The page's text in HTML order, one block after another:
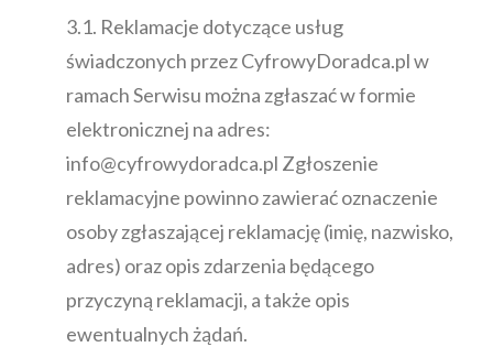
3.1. Reklamacje dotyczące usług
świadczonych przez CyfrowyDoradca.pl w
ramach Serwisu można zgłaszać w formie
elektronicznej na adres:
info@cyfrowydoradca.pl Zgłoszenie
reklamacyjne powinno zawierać oznaczenie
osoby zgłaszającej reklamację (imię, nazwisko,
adres) oraz opis zdarzenia będącego
przyczyną reklamacji, a także opis
ewentualnych żądań.